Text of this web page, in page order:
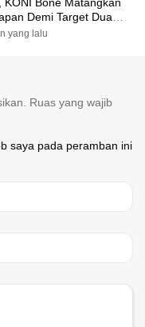
Demi Target Dua
yang lalu
Ruas yang wajib
saya pada peramban ini